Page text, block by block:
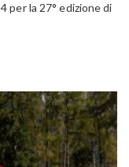
per la 27° edizione di